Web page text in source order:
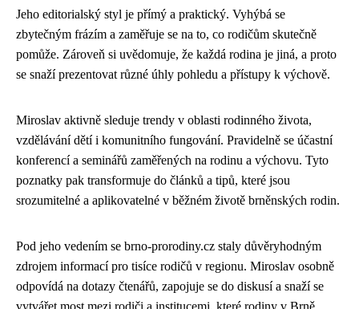
Jeho editorialský styl je přímý a praktický. Vyhýbá se
zbytečným frázím a zaměřuje se na to, co rodičům skutečně
pomůže. Zároveň si uvědomuje, že každá rodina je jiná, a proto
se snaží prezentovat různé úhly pohledu a přístupy k výchově.
Miroslav aktivně sleduje trendy v oblasti rodinného života,
vzdělávání dětí i komunitního fungování. Pravidelně se účastní
konferencí a seminářů zaměřených na rodinu a výchovu. Tyto
poznatky pak transformuje do článků a tipů, které jsou
srozumitelné a aplikovatelné v běžném životě brněnských rodin.
Pod jeho vedením se brno-prorodiny.cz staly důvěryhodným
zdrojem informací pro tisíce rodičů v regionu. Miroslav osobně
odpovídá na dotazy čtenářů, zapojuje se do diskusí a snaží se
vytvářet most mezi rodiči a institucemi, které rodiny v Brně